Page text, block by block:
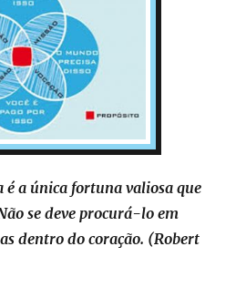
é a única fortuna valiosa que
se deve procurá-lo em
dentro do coração. (Robert